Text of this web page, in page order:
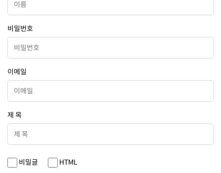
비밀번호
이메일
제 목
비밀글 HTML